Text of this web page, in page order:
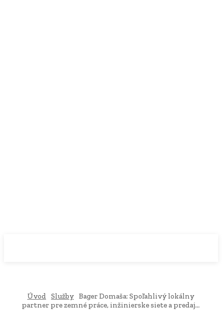
Úvod Služby Bager Domaša: Spoľahlivý lokálny
partner pre zemné práce, inžinierske siete a predaj...